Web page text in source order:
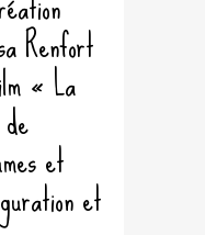
Renfort
« La
et
et